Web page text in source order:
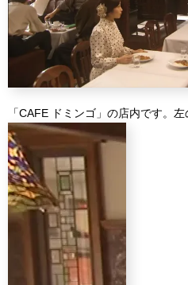
「CAFE ドミンゴ」の店内です。左